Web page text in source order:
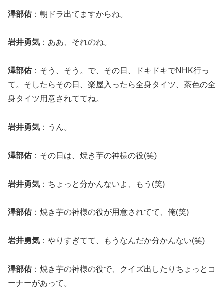
澤部佑 ：朝ドラ出てますからね。
岩井勇気 ：ああ、それのね。
澤部佑 ：そう、そう。で、その日、ドキドキでNHK行っ
て。そしたらその日、楽屋入ったら全身タイツ、茶色の全
身タイツ用意されててね。
岩井勇気 ：うん。
澤部佑 ：その日は、焼き芋の神様の役(笑)
岩井勇気 ：ちょっと分かんないよ、もう(笑)
澤部佑 ：焼き芋の神様の役が用意されてて、俺(笑)
岩井勇気 ：やりすぎてて、もうなんだか分かんない(笑)
澤部佑 ：焼き芋の神様の役で、クイズ出したりちょっとコ
ーナーがあって。